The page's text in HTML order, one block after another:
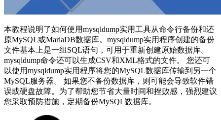
本教程说明了如何使用mysqldump实用工具从命令行备份和还
原MySQL或MariaDB数据库。mysqldump实用程序创建的备份
文件基本上是一组SQL语句，可用于重新创建原始数据库。
mysqldump命令还可以生成CSV和XML格式的文件。 您还可
以使用mysqldump实用程序将您的MySQL数据库传输到另一个
MySQL服务器。 如果您不备份数据库，则可能会导致软件错
误或硬盘故障。为了帮助您节省大量时间和挫败感，强烈建议
您采取预防措施，定期备份MySQL数据库。